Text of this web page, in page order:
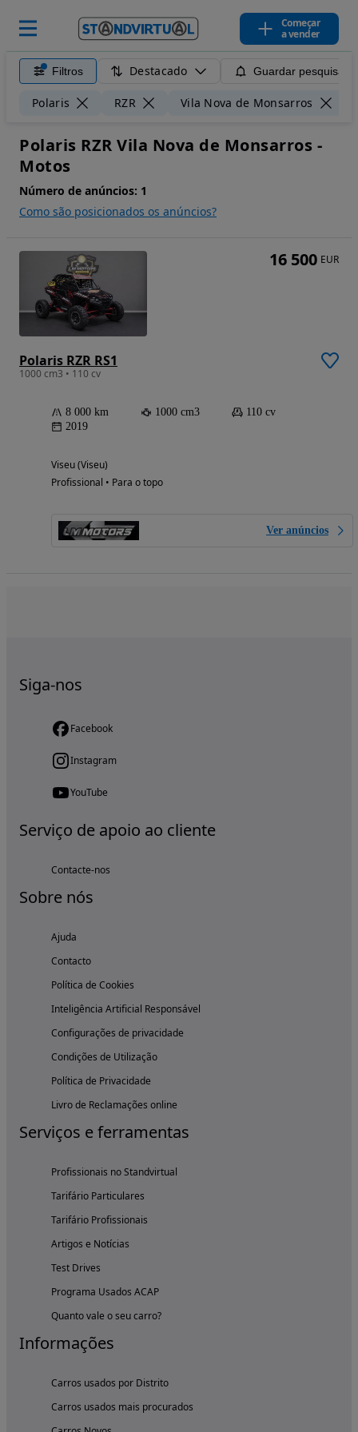
Começar
a vender
Filtros Destacado Guardar pesquisa
Polaris RZR Vila Nova de Monsarros
Polaris RZR Vila Nova de Monsarros -
Motos
Número de anúncios: 1
Como são posicionados os anúncios?
Polaris RZR RS1
1000 cm3 • 110 cv
8 000 km 1000 cm3
110 cv
2019
Viseu (Viseu)
Profissional • Para o topo
Ver anúncios
16 500 EUR
Siga-nos
Facebook
Instagram
YouTube
Serviço de apoio ao cliente
Contacte-nos
Sobre nós
Ajuda
Contacto
Política de Cookies
Inteligência Artificial Responsável
Configurações de privacidade
Condições de Utilização
Política de Privacidade
Livro de Reclamações online
Serviços e ferramentas
Profissionais no Standvirtual
Tarifário Particulares
Tarifário Profissionais
Artigos e Notícias
Test Drives
Programa Usados ACAP
Quanto vale o seu carro?
Informações
Carros usados por Distrito
Carros usados mais procurados